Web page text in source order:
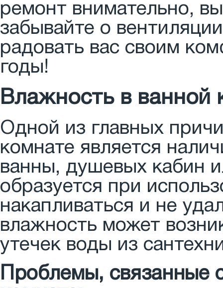
ремонт внимательно,
забывайте о
радовать вас своим
годы!
Влажность в
Одной из главных
комнате является
ванны, душевых кабин
образуется при
накапливаться и не
влажность может
утечек воды из
Проблемы, связанные